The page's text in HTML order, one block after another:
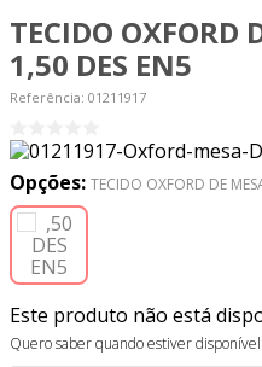
TECIDO OXFORD
1,50 DES EN5
Referência: 01211917
Opções: TECIDO OXFORD DE
Este produto não está
Quero saber quando estiver disponível
2º
tapete
cortina
5º
tapetes
6
percal
7º
9º
tecido oxford